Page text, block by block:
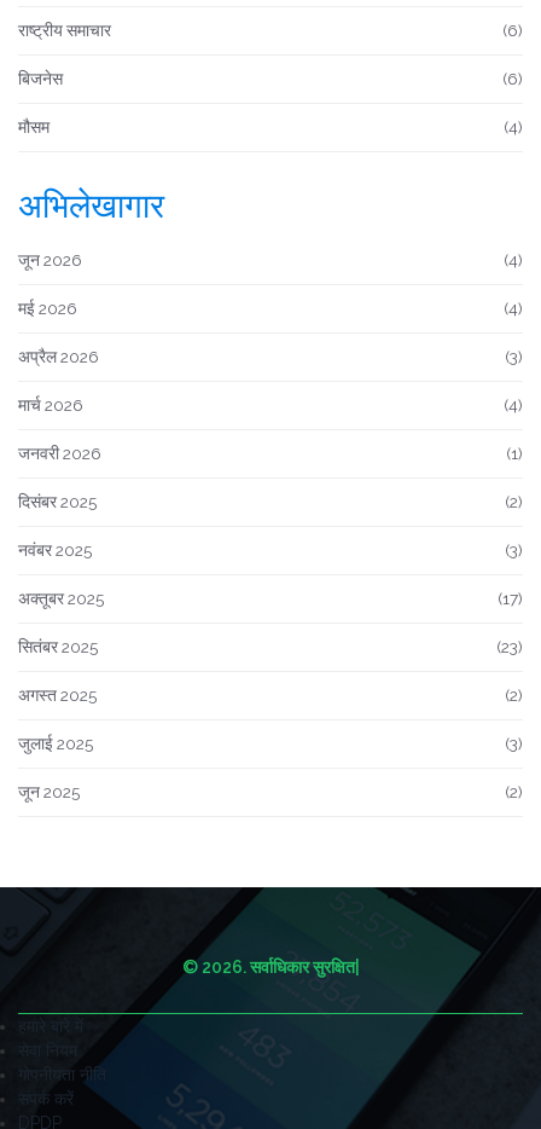
राष्ट्रीय समाचार (6)
बिजनेस (6)
मौसम (4)
अभिलेखागार
जून 2026 (4)
मई 2026 (4)
अप्रैल 2026 (3)
मार्च 2026 (4)
जनवरी 2026 (1)
दिसंबर 2025 (2)
नवंबर 2025 (3)
अक्तूबर 2025 (17)
सितंबर 2025 (23)
अगस्त 2025 (2)
जुलाई 2025 (3)
जून 2025 (2)
© 2026. सर्वाधिकार सुरक्षित|
हमारे बारे में
सेवा नियम
गोपनीयता नीति
संपर्क करें
DPDP